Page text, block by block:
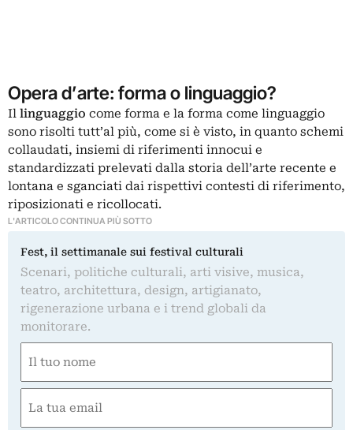
Opera d’arte: forma o linguaggio?
Il linguaggio come forma e la forma come linguaggio
sono risolti tutt’al più, come si è visto, in quanto schemi
collaudati, insiemi di riferimenti innocui e
standardizzati prelevati dalla storia dell’arte recente e
lontana e sganciati dai rispettivi contesti di riferimento,
riposizionati e ricollocati.
L'ARTICOLO CONTINUA PIÙ SOTTO
Fest, il settimanale sui festival culturali
Scenari, politiche culturali, arti visive, musica,
teatro, architettura, design, artigianato,
rigenerazione urbana e i trend globali da
monitorare.
(Obbligatorio)
Nome
(Obbligatorio)